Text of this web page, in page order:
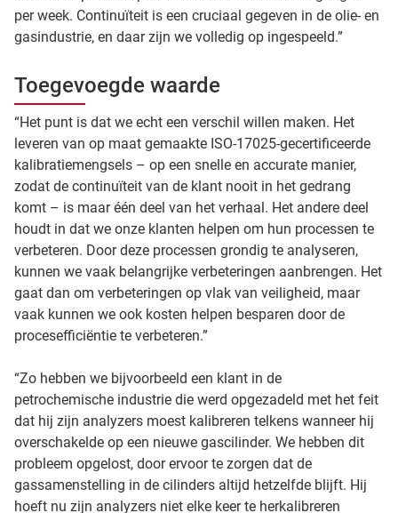
per week. Continuïteit is een cruciaal gegeven in de olie- en
gasindustrie, en daar zijn we volledig op ingespeeld.”
Toegevoegde waarde
“Het punt is dat we echt een verschil willen maken. Het
leveren van op maat gemaakte ISO-17025-gecertificeerde
kalibratiemengsels – op een snelle en accurate manier,
zodat de continuïteit van de klant nooit in het gedrang
komt – is maar één deel van het verhaal. Het andere deel
houdt in dat we onze klanten helpen om hun processen te
verbeteren. Door deze processen grondig te analyseren,
kunnen we vaak belangrijke verbeteringen aanbrengen. Het
gaat dan om verbeteringen op vlak van veiligheid, maar
vaak kunnen we ook kosten helpen besparen door de
procesefficiëntie te verbeteren.”
“Zo hebben we bijvoorbeeld een klant in de
petrochemische industrie die werd opgezadeld met het feit
dat hij zijn analyzers moest kalibreren telkens wanneer hij
overschakelde op een nieuwe gascilinder. We hebben dit
probleem opgelost, door ervoor te zorgen dat de
gassamenstelling in de cilinders altijd hetzelfde blijft. Hij
hoeft nu zijn analyzers niet elke keer te herkalibreren